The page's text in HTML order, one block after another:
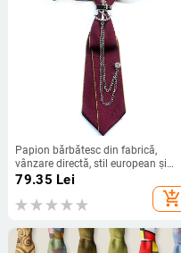
Papion bărbătesc din fabrică,
vânzare directă, stil european și
american, unisex, cravată cu mâini
libere, îmbrăcăminte, decolteu,
accesorii, la modă 6*21 cm
79.35 Lei
add_shopping_cart